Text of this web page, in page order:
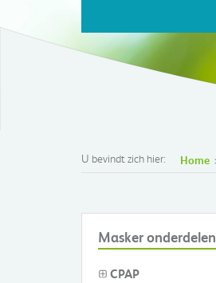
U bevindt zich hier: Home
Masker onderdelen
CPAP